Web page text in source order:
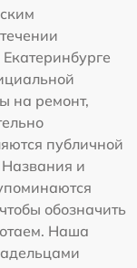
на ремонт,
публичной
и
обозначить
Наша